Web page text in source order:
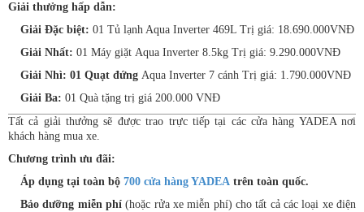
Giải thưởng hấp dẫn:
Giải Đặc biệt: 01 Tủ lạnh Aqua Inverter 469L Trị giá: 18.690.000VNĐ
Giải Nhất: 01 Máy giặt Aqua Inverter 8.5kg Trị giá: 9.290.000VNĐ
Giải Nhì: 01 Quạt đứng Aqua Inverter 7 cánh Trị giá: 1.790.000VNĐ
Giải Ba: 01 Quà tặng trị giá 200.000 VNĐ
Tất cả giải thưởng sẽ được trao trực tiếp tại các cửa hàng YADEA nơi
khách hàng mua xe.
Chương trình ưu đãi:
Áp dụng tại toàn bộ 700 cửa hàng YADEA trên toàn quốc.
Bảo dưỡng miễn phí (hoặc rửa xe miễn phí) cho tất cả các loại xe điện